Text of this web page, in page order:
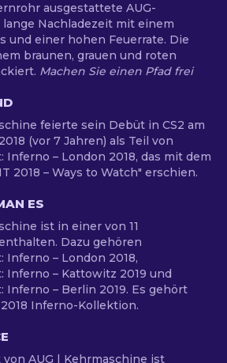
ausgestattete AUG-
Nachladezeit mit einem
und einer hohen Feuerrate. Die
braunen, grauen und roten
Machen Sie einen Pfad frei
feierte sein Debüt in CS2 am
(vor 7 Jahren) als Teil von
Inferno – London 2018, das mit dem
2018 – Ways to Watch" erschien.
ES
ist in einer von 11
Dazu gehören
Inferno – London 2018,
Inferno – Kattowitz 2019 und
Inferno – Berlin 2019. Es gehört
Inferno-Kollektion.
AUG | Kehrmaschine ist